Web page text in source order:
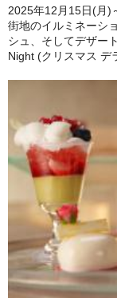
2025年12月15日(月)
街地のイルミネーシ
シュ、そしてデザー
Night (クリスマス デ